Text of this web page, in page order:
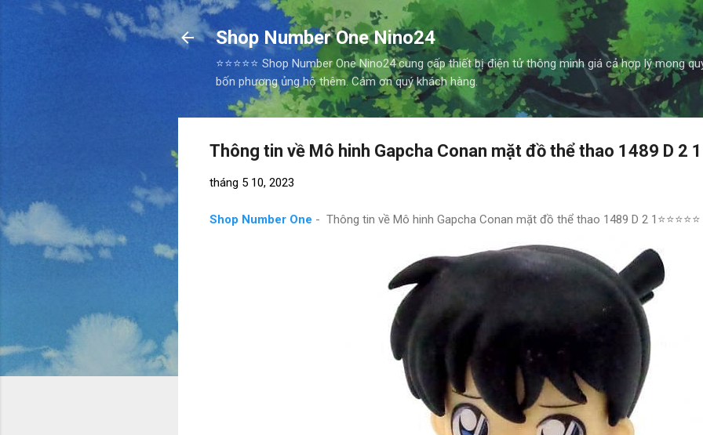
Chuyển đến nội dung chính
Shop Number One Nino24
⭐⭐⭐⭐⭐ Shop Number One Nino24 cung cấp thiết bị điện tử thông minh giá cả hợp lý mong
bốn phương ủng hộ thêm. Cám ơn quý khách hàng.
Thông tin về Mô hinh Gapcha Conan mặt đồ thể thao 1489 D 2 1
tháng 5 10, 2023
Shop Number One - Thông tin về Mô hinh Gapcha Conan mặt đồ thể thao 1489 D 2 1⭐⭐⭐⭐⭐